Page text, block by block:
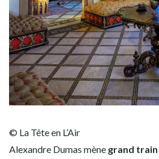
© La Tête en L’Air
Alexandre Dumas mène grand train